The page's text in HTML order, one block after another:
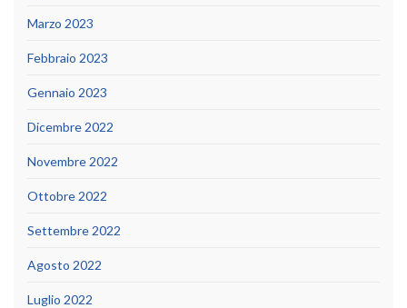
Marzo 2023
Febbraio 2023
Gennaio 2023
Dicembre 2022
Novembre 2022
Ottobre 2022
Settembre 2022
Agosto 2022
Luglio 2022